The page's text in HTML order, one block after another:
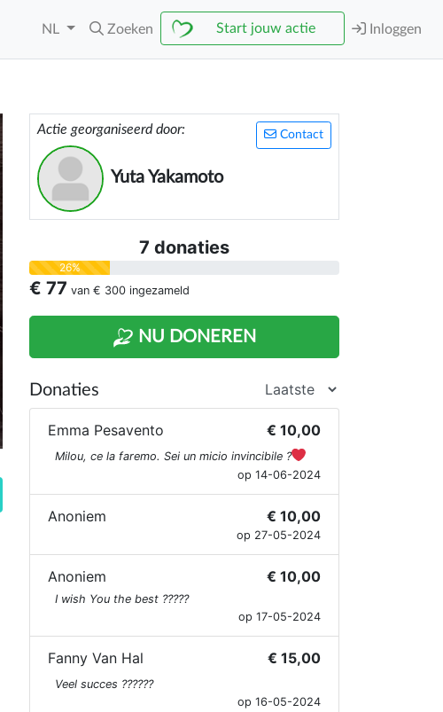
NL Zoeken Start jouw actie Inloggen
Contact
Actie georganiseerd door:
Yuta Yakamoto
7 donaties
26%
€ 77 van € 300 ingezameld
NU DONEREN
Donaties
Emma Pesavento € 10,00
Milou, ce la faremo. Sei un micio invincibile ?
op 14-06-2024
Anoniem € 10,00
op 27-05-2024
Anoniem € 10,00
I wish You the best ?????
op 17-05-2024
Fanny Van Hal € 15,00
Veel succes ??????
op 16-05-2024